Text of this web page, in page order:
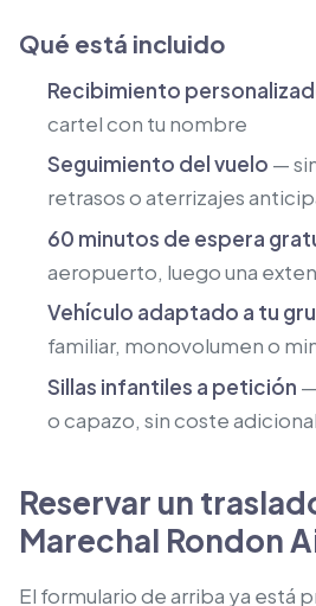
Qué está incluido
Recibimiento
cartel con tu nombre
Seguimiento del vuelo —
retrasos o aterrizajes
60 minutos de espera
aeropuerto, luego una
Vehículo adaptado a tu
familiar, monovolumen o
Sillas infantiles a petición
o capazo, sin coste adicional
Reservar un
Marechal Rondon
El formulario de arriba ya está